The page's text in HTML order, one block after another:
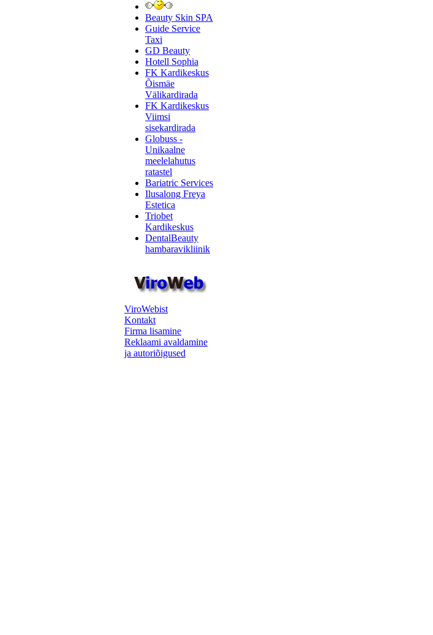
Beauty Skin SPA
Guide Service
Taxi
GD Beauty
Hotell Sophia
FK Kardikeskus
Õismäe
Välikardirada
FK Kardikeskus
Viimsi
sisekardirada
Globuss -
Unikaalne
meelelahutus
ratastel
Bariatric Services
Ilusalong Freya
Estetica
Triobet
Kardikeskus
DentalBeauty
hambaravikliinik
ViroWebist
Kontakt
Firma lisamine
Reklaami avaldamine
ja autoriõigused